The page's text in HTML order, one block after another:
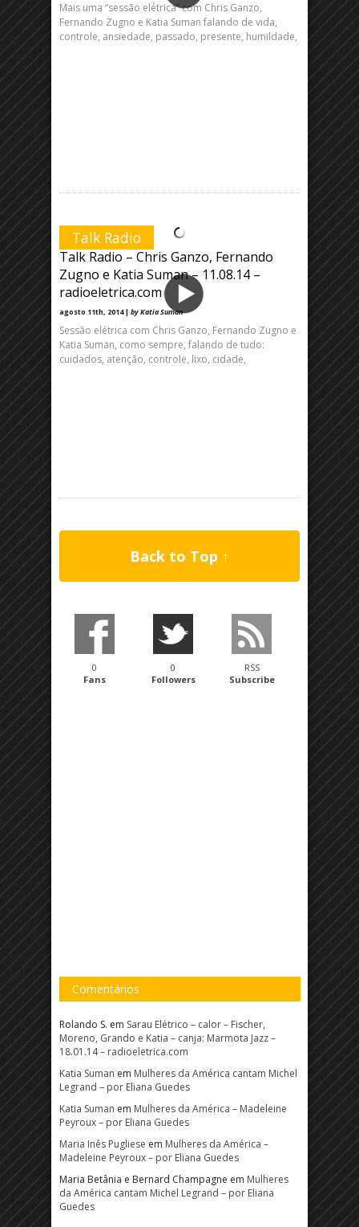
Mais uma “sessão elétrica” com Chris Ganzo,
Fernando Zugno e Katia Suman falando de vida,
controle, ansiedade, passado, presente, humildade,
Talk Radio
Talk Radio – Chris Ganzo, Fernando
Zugno e Katia Suman – 11.08.14 –
radioeletrica.com
agosto 11th, 2014 | by Katia Suman
Sessão elétrica com Chris Ganzo, Fernando Zugno e
Katia Suman, como sempre, falando de tudo:
cuidados, atenção, controle, lixo, cidade,
Back to Top ↑
0
Fans
0
Followers
RSS
Subscribe
Comentários
Rolando S. em Sarau Elétrico – calor – Fischer,
Moreno, Grando e Katia – canja: Marmota Jazz –
18.01.14 – radioeletrica.com
Katia Suman em Mulheres da América cantam Michel
Legrand – por Eliana Guedes
Katia Suman em Mulheres da América – Madeleine
Peyroux – por Eliana Guedes
Maria Inês Pugliese em Mulheres da América –
Madeleine Peyroux – por Eliana Guedes
Maria Betânia e Bernard Champagne em Mulheres
da América cantam Michel Legrand – por Eliana
Guedes